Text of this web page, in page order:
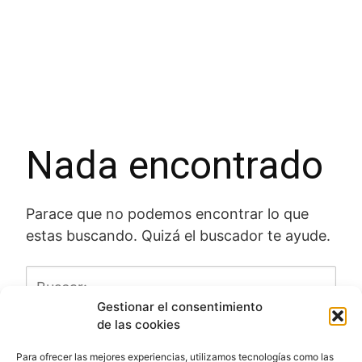
Gestionar el consentimiento
de las cookies
Para ofrecer las mejores experiencias, utilizamos tecnologías como las
Nada encontrado
Parace que no podemos encontrar lo que
estas buscando. Quizá el buscador te ayude.